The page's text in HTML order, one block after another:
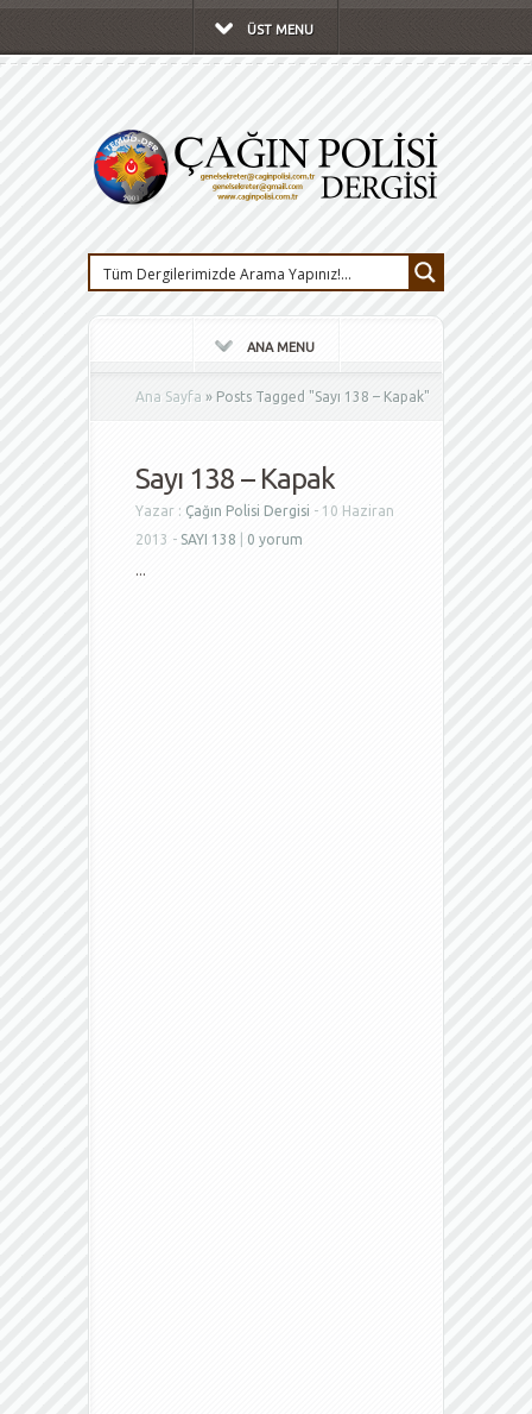
ÜST MENU
ANA MENU
Ana Sayfa » Posts Tagged "Sayı 138 – Kapak"
Sayı 138 – Kapak
Yazar : Çağın Polisi Dergisi - 10 Haziran
2013 - SAYI 138
0 yorum
...